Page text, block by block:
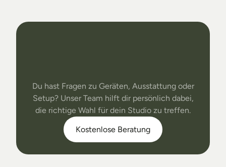
Du hast Fragen zu Geräten, Ausstattung oder
Setup? Unser Team hilft dir persönlich dabei,
die richtige Wahl für dein Studio zu treffen.
Kostenlose Beratung